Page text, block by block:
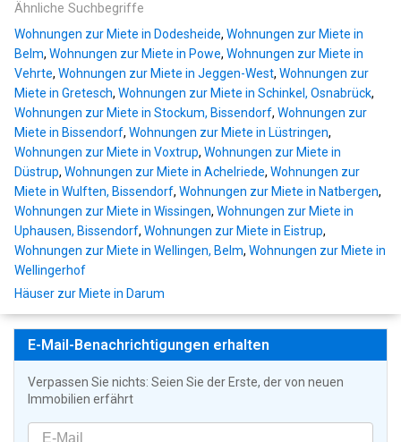
Ähnliche Suchbegriffe
Wohnungen zur Miete in Dodesheide, Wohnungen zur Miete in
Belm, Wohnungen zur Miete in Powe, Wohnungen zur Miete in
Vehrte, Wohnungen zur Miete in Jeggen-West, Wohnungen zur
Miete in Gretesch, Wohnungen zur Miete in Schinkel, Osnabrück,
Wohnungen zur Miete in Stockum, Bissendorf, Wohnungen zur
Miete in Bissendorf, Wohnungen zur Miete in Lüstringen,
Wohnungen zur Miete in Voxtrup, Wohnungen zur Miete in
Düstrup, Wohnungen zur Miete in Achelriede, Wohnungen zur
Miete in Wulften, Bissendorf, Wohnungen zur Miete in Natbergen,
Wohnungen zur Miete in Wissingen, Wohnungen zur Miete in
Uphausen, Bissendorf, Wohnungen zur Miete in Eistrup,
Wohnungen zur Miete in Wellingen, Belm, Wohnungen zur Miete in
Wellingerhof
Häuser zur Miete in Darum
E-Mail-Benachrichtigungen erhalten
Verpassen Sie nichts: Seien Sie der Erste, der von neuen
Immobilien erfährt